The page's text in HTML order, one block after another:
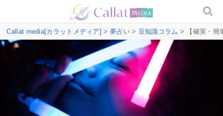
Callat media[カラットメディア] > 夢占い> 豆知識コラム > 【確実・簡